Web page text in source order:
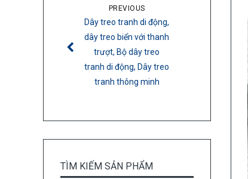
PREVIOUS
Dây treo tranh di động,
dây treo biển với thanh
trượt, Bộ dây treo
tranh di động, Dây treo
tranh thông minh
TÌM KIẾM SẢN PHẨM